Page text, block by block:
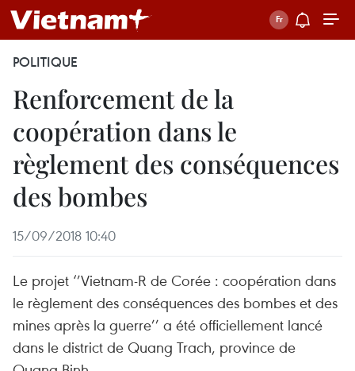
POLITIQUE
Renforcement de la
coopération dans le
règlement des conséquences
des bombes
15/09/2018 10:40
Le projet ‘’Vietnam-R de Corée : coopération dans
le règlement des conséquences des bombes et des
mines après la guerre’’ a été officiellement lancé
dans le district de Quang Trach, province de